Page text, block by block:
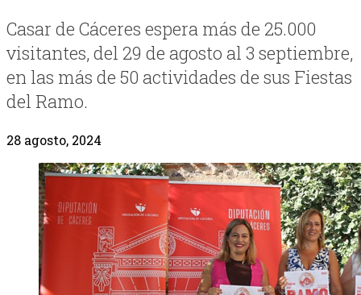
Casar de Cáceres espera más de 25.000
visitantes, del 29 de agosto al 3 septiembre,
en las más de 50 actividades de sus Fiestas
del Ramo.
28 agosto, 2024